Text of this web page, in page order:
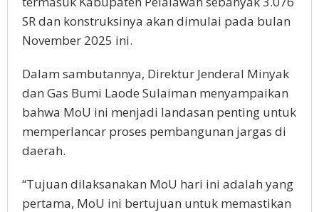
SR dan konstruksinya akan dimulai pada bulan
November 2025 ini.
Dalam sambutannya, Direktur Jenderal Minyak
dan Gas Bumi Laode Sulaiman menyampaikan
bahwa MoU ini menjadi landasan penting untuk
memperlancar proses pembangunan jargas di
daerah.
“Tujuan dilaksanakan MoU hari ini adalah yang
pertama, MoU ini bertujuan untuk memastikan